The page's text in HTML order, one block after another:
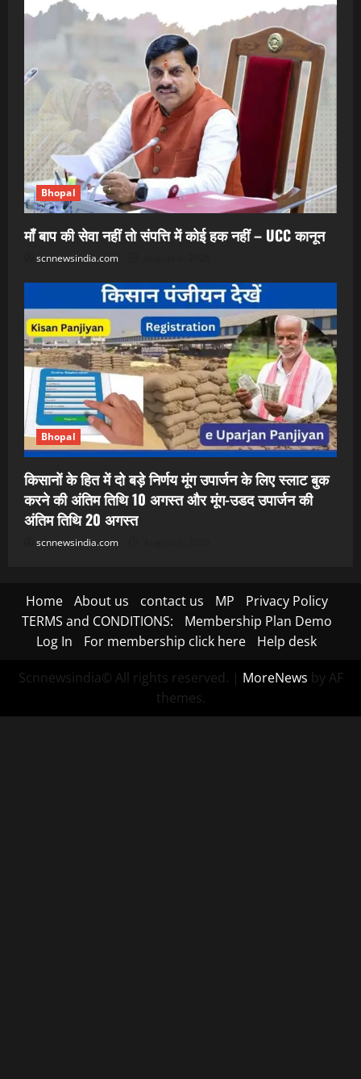
Bhopal
माँ बाप की सेवा नहीं तो संपत्ति में कोई हक नहीं – UCC कानून
scnnewsindia.com
Bhopal
किसानों के हित में दो बड़े निर्णय मूंग उपार्जन के लिए स्लाट बुक
करने की अंतिम तिथि 10 अगस्त और मूंग-उडद उपार्जन की
अंतिम तिथि 20 अगस्त
scnnewsindia.com
Home About us contact us MP
Privacy Policy
TERMS and CONDITIONS:
Membership Plan Demo
Log In
For membership click here Help desk
Scnnewsindia© All rights reserved. | MoreNews by AF
themes.